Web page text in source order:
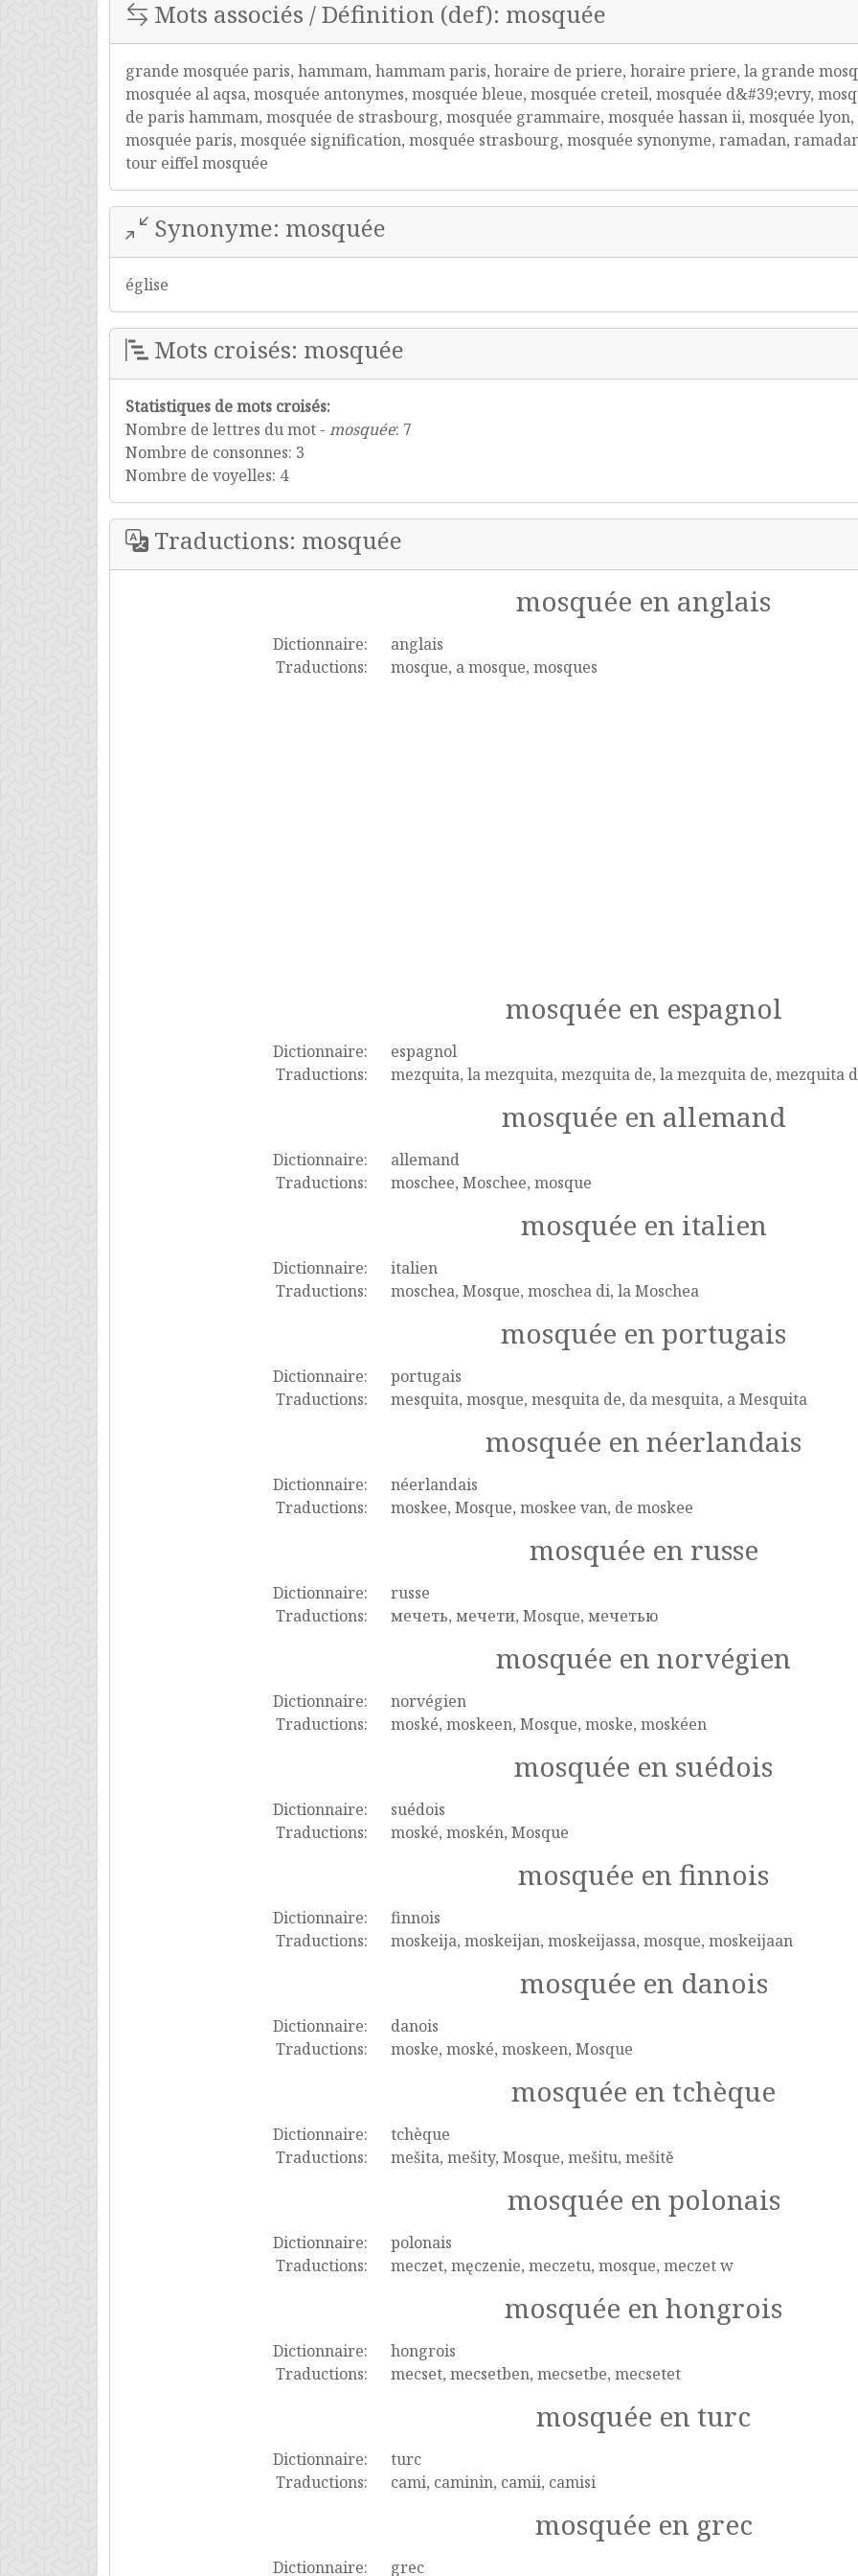
Mots associés / Définition (def): mosquée
grande mosquée paris, hammam, hammam paris, horaire de priere, horaire priere, la grande
mosquée al aqsa, mosquée antonymes, mosquée bleue, mosquée creteil, mosquée d&#39;evry,
de paris hammam, mosquée de strasbourg, mosquée grammaire, mosquée hassan ii, mosquée
mosquée paris, mosquée signification, mosquée strasbourg, mosquée synonyme, ramadan,
tour eiffel mosquée
Synonyme: mosquée
église
Mots croisés: mosquée
Statistiques de mots croisés:
Nombre de lettres du mot - mosquée: 7
Nombre de consonnes: 3
Nombre de voyelles: 4
Traductions: mosquée
mosquée en anglais
Dictionnaire:
anglais
Traductions:
mosque, a mosque, mosques
mosquée en espagnol
Dictionnaire:
espagnol
Traductions:
mezquita, la mezquita, mezquita de, la mezquita de, mezquita
mosquée en allemand
Dictionnaire:
allemand
Traductions:
moschee, Moschee, mosque
mosquée en italien
Dictionnaire:
italien
Traductions:
moschea, Mosque, moschea di, la Moschea
mosquée en portugais
Dictionnaire:
portugais
Traductions:
mesquita, mosque, mesquita de, da mesquita, a Mesquita
mosquée en néerlandais
Dictionnaire:
néerlandais
Traductions:
moskee, Mosque, moskee van, de moskee
mosquée en russe
Dictionnaire:
russe
Traductions:
мечеть, мечети, Mosque, мечетью
mosquée en norvégien
Dictionnaire:
norvégien
Traductions:
moské, moskeen, Mosque, moske, moskéen
mosquée en suédois
Dictionnaire:
suédois
Traductions:
moské, moskén, Mosque
mosquée en finnois
Dictionnaire:
finnois
Traductions:
moskeija, moskeijan, moskeijassa, mosque, moskeijaan
mosquée en danois
Dictionnaire:
danois
Traductions:
moske, moské, moskeen, Mosque
mosquée en tchèque
Dictionnaire:
tchèque
Traductions:
mešita, mešity, Mosque, mešitu, mešitě
mosquée en polonais
Dictionnaire:
polonais
Traductions:
meczet, męczenie, meczetu, mosque, meczet w
mosquée en hongrois
Dictionnaire:
hongrois
Traductions:
mecset, mecsetben, mecsetbe, mecsetet
mosquée en turc
Dictionnaire:
turc
Traductions:
cami, caminin, camii, camisi
mosquée en grec
Dictionnaire: grec